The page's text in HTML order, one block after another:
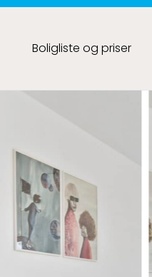
Boligliste og priser